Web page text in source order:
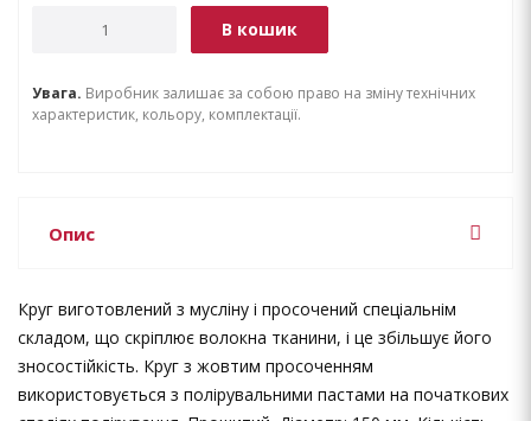
В кошик
Увага. Виробник залишає за собою право на зміну технічних
характеристик, кольору, комплектації.
Опис
Круг виготовлений з мусліну і просочений спеціальнім
складом, що скріплює волокна тканини, і це збільшує його
зносостійкість. Круг з жовтим просоченням
використовується з полірувальними пастами на початкових